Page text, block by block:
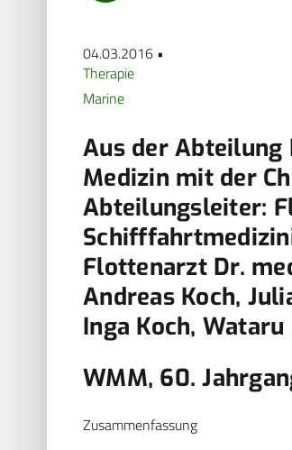
04.03.2016 •
Therapie
Marine
Aus der Abteilung
Medizin mit der
Abteilungsleiter:
Flottenarzt Dr.
Andreas Koch,
Inga Koch,
WMM, 60.
Zusammenfassung